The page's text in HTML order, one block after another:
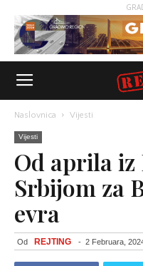
Naslovnica Vijesti
Vijesti
Od aprila iz
Srbijom za
evra
Od REJTING - 2 Februara,